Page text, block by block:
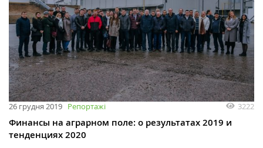
26 грудня 2019 Репортажі 3222
Финансы на аграрном поле: о результатах 2019 и
тенденциях 2020